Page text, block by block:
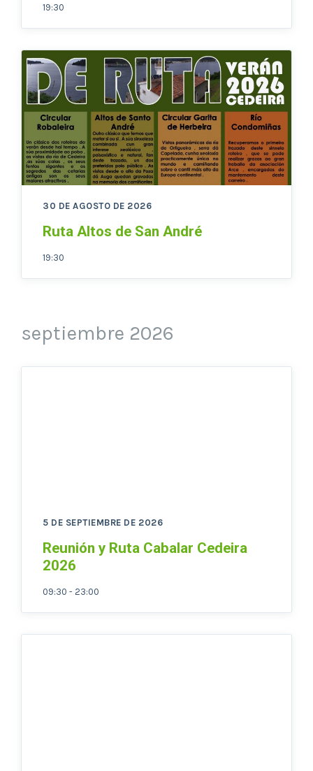
19:30
30 DE AGOSTO DE 2026
Ruta Altos de San André
19:30
septiembre 2026
5 DE SEPTIEMBRE DE 2026
Reunión y Ruta Cabalar Cedeira
2026
09:30 - 23:00